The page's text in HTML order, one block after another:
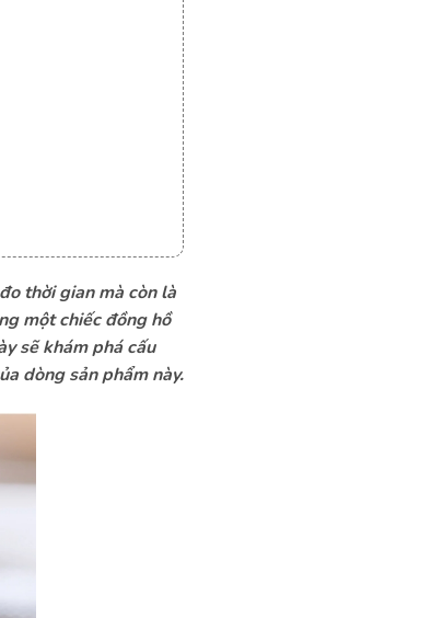
thời gian mà còn là
một chiếc đồng hồ
sẽ khám phá cấu
dòng sản phẩm này.